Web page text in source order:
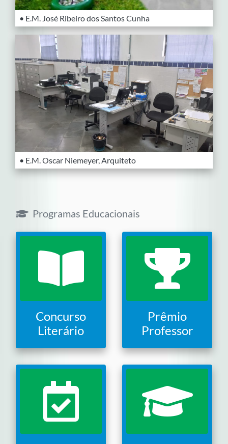
• E.M. José Ribeiro dos Santos Cunha
• E.M. Oscar Niemeyer, Arquiteto
Programas Educacionais
Concurso
Literário
Prêmio
Professor